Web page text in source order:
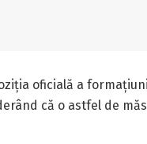
oficială a
că o astfel de